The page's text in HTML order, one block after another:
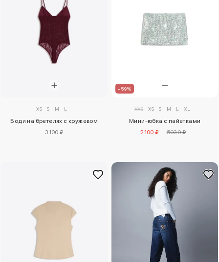
XS S M L
Боди на бретелях с кружевом
3100 ₽
–59%
XXS XS S M L XL
Мини-юбка с пайетками
2100 ₽
5030 ₽